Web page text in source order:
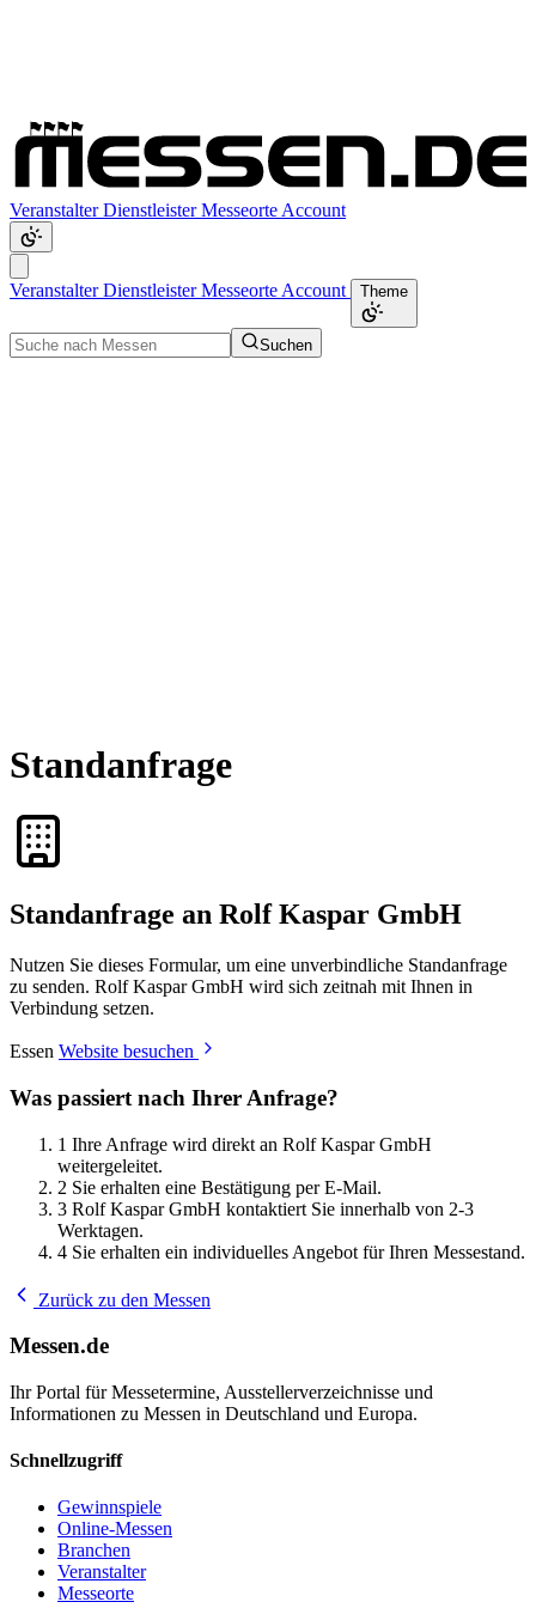
VeranstalterDienstleisterMesseorte Account
VeranstalterDienstleisterMesseorte Account Theme
Suchen
Standanfrage
Standanfrage an Rolf Kaspar GmbH
Nutzen Sie dieses Formular, um eine unverbindliche Standanfrage
zu senden. Rolf Kaspar GmbH wird sich zeitnah mit Ihnen in
Verbindung setzen.
Essen Website besuchen
Was passiert nach Ihrer Anfrage?
1 Ihre Anfrage wird direkt an Rolf Kaspar GmbH
weitergeleitet.
2 Sie erhalten eine Bestätigung per E-Mail.
3 Rolf Kaspar GmbH kontaktiert Sie innerhalb von 2-3
Werktagen.
4 Sie erhalten ein individuelles Angebot für Ihren Messestand.
Zurück zu den Messen
Messen.de
Ihr Portal für Messetermine, Ausstellerverzeichnisse und
Informationen zu Messen in Deutschland und Europa.
Schnellzugriff
Gewinnspiele
Online-Messen
Branchen
Veranstalter
Messeorte